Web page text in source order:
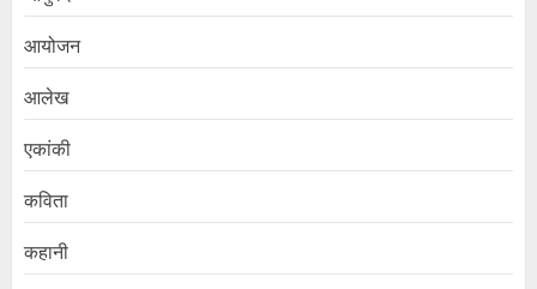
आयोजन
आलेख
एकांकी
कविता
कहानी